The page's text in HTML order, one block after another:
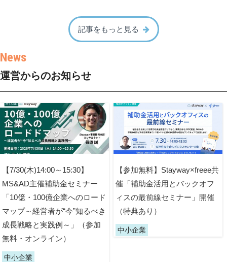
記事をもっと見る
運営からのお知らせ
【7/30(木)14:00～15:30】
MS&AD主催補助金セミナー
「10億・100億企業へのロード
マップ～経営者が“今”知るべき
成長戦略と実践例～」（参加
無料・オンライン）
中小企業
【参加無料】Stayway×freee共
催「補助金活用とバックオフ
ィスの最前線セミナー」開催
（特典あり）
中小企業